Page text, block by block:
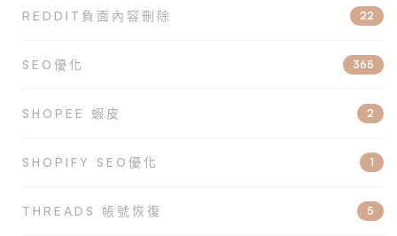
REDDIT負面內容刪除 22
SEO優化 365
SHOPEE 蝦皮 2
SHOPIFY SEO優化 1
THREADS 帳號恢復 5